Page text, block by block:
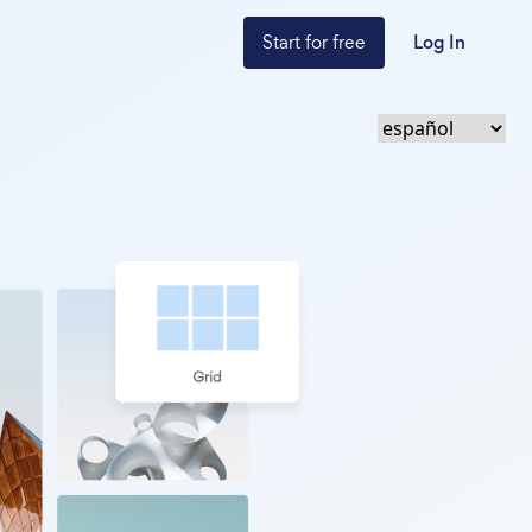
Start for free Log In